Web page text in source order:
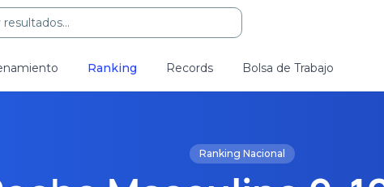
Ranking Records Bolsa de Trabajo
Ranking Nacional